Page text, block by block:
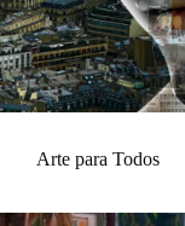
Arte para Todos